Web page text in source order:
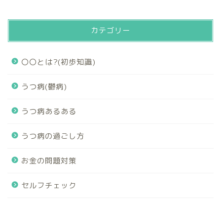
カテゴリー
〇〇とは?(初歩知識)
うつ病(鬱病)
うつ病あるある
うつ病の過ごし方
お金の問題対策
セルフチェック